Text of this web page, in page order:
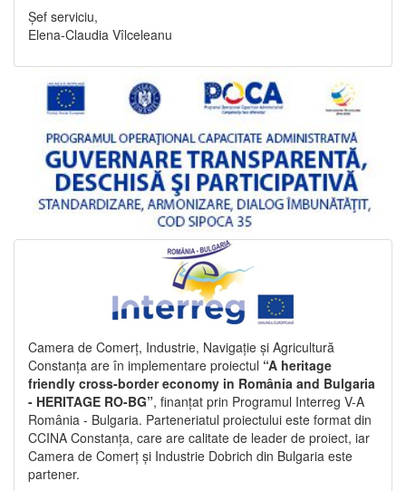
Șef serviciu,
Elena-Claudia Vîlceleanu
Camera de Comerț, Industrie, Navigație și Agricultură
Constanța are în implementare proiectul “A heritage
friendly cross-border economy in România and Bulgaria
- HERITAGE RO-BG”, finanțat prin Programul Interreg V-A
România - Bulgaria. Parteneriatul proiectului este format din
CCINA Constanța, care are calitate de leader de proiect, iar
Camera de Comerț și Industrie Dobrich din Bulgaria este
partener.